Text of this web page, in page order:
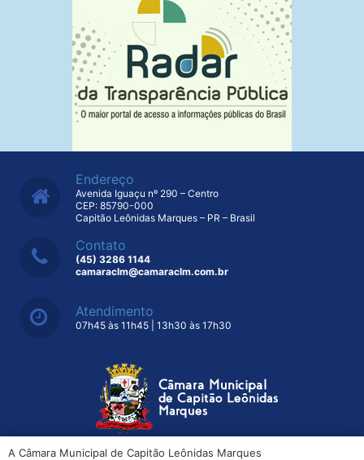
Endereço
Avenida Iguaçu nº 290 – Centro
CEP: 85790-000
Capitão Leônidas Marques – PR – Brasil
Contato
(45) 3286 1144
camaraclm@camaraclm.com.br
Atendimento
07h45 às 11h45 | 13h30 às 17h30
A Câmara Municipal de Capitão Leônidas Marques